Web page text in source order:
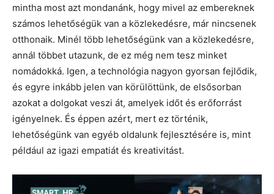
mintha most azt mondanánk, hogy mivel az embereknek
számos lehetőségük van a közlekedésre, már nincsenek
otthonaik. Minél több lehetőségünk van a közlekedésre,
annál többet utazunk, de ez még nem tesz minket
nomádokká. Igen, a technológia nagyon gyorsan fejlődik,
és egyre inkább jelen van körülöttünk, de elsősorban
azokat a dolgokat veszi át, amelyek időt és erőforrást
igényelnek. És éppen azért, mert ez történik,
lehetőségünk van egyéb oldalunk fejlesztésére is, mint
például az igazi empatiát és kreativitást.